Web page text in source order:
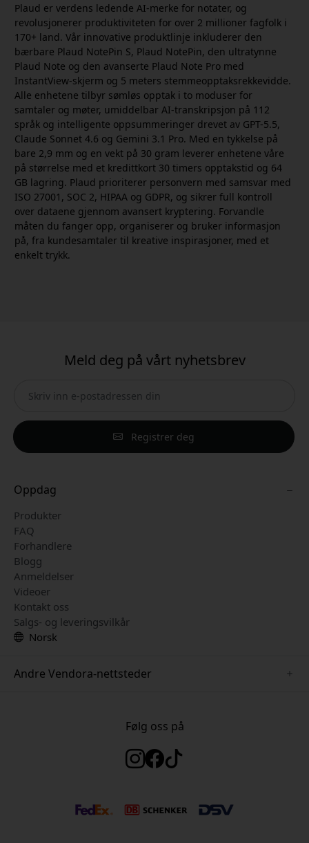
Plaud er verdens ledende AI-merke for notater, og
revolusjonerer produktiviteten for over 2 millioner fagfolk i
170+ land. Vår innovative produktlinje inkluderer den
bærbare Plaud NotePin S, Plaud NotePin, den ultratynne
Plaud Note og den avanserte Plaud Note Pro med
InstantView-skjerm og 5 meters stemmeopptaksrekkevidde.
Alle enhetene tilbyr sømløs opptak i to moduser for
samtaler og møter, umiddelbar AI-transkripsjon på 112
språk og intelligente oppsummeringer drevet av GPT-5.5,
Claude Sonnet 4.6 og Gemini 3.1 Pro. Med en tykkelse på
bare 2,9 mm og en vekt på 30 gram leverer enhetene våre
på størrelse med et kredittkort 30 timers opptakstid og 64
GB lagring. Plaud prioriterer personvern med samsvar med
ISO 27001, SOC 2, HIPAA og GDPR, og sikrer full kontroll
over dataene gjennom avansert kryptering. Forvandle
måten du fanger opp, organiserer og bruker informasjon
på, fra kundesamtaler til kreative inspirasjoner, med et
enkelt trykk.
Meld deg på vårt nyhetsbrev
Registrer deg
Oppdag
Produkter
FAQ
Forhandlere
Blogg
Anmeldelser
Videoer
Kontakt oss
Salgs- og leveringsvilkår
Norsk
Andre Vendora-nettsteder
Følg oss på